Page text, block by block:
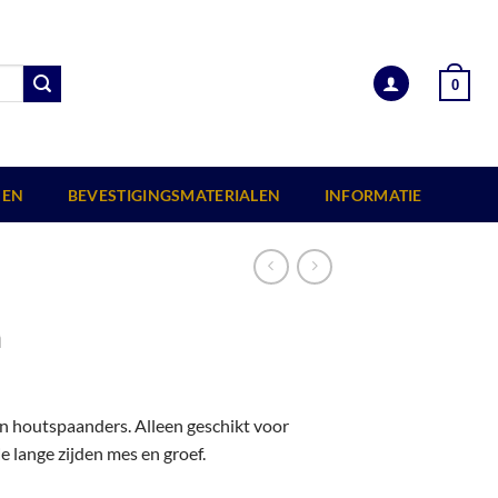
0
BEVESTIGINGSMATERIALEN INFORMATIE
houtspaanders. Alleen geschikt voor
zijden mes en groef.